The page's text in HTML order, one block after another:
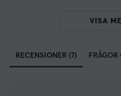
VISA
RECENSIONER (7)